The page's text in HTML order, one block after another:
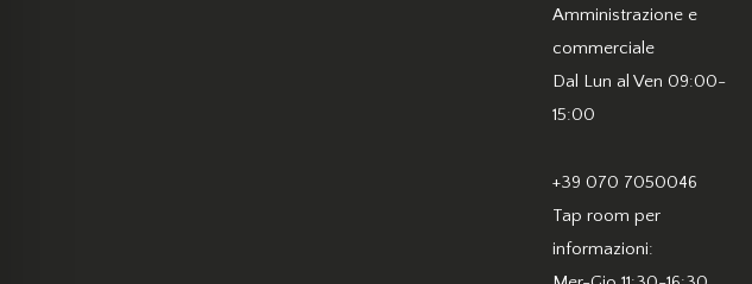
Amministrazione e
commerciale
Dal Lun al Ven 09:00-
15:00
+39 070 7050046
Tap room per
informazioni: